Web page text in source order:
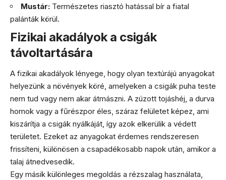
Mustár: Természetes riasztó hatással bír a fiatal
palánták körül.
Fizikai akadályok a csigák
távoltartására
A fizikai akadályok lényege, hogy olyan textúrájú anyagokat
helyezünk a növények köré, amelyeken a csigák puha teste
nem tud vagy nem akar átmászni. A zúzott tojáshéj, a durva
homok vagy a fűrészpor éles, száraz felületet képez, ami
kiszárítja a csigák nyálkáját, így azok elkerülik a védett
területet. Ezeket az anyagokat érdemes rendszeresen
frissíteni, különösen a csapadékosabb napok után, amikor a
talaj átnedvesedik.
Egy másik különleges megoldás a rézszalag használata,